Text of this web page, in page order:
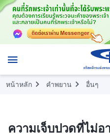
หน้าหลัก คำพยาน อื่นๆ
ความเจ็บปวดที่ไม่อ